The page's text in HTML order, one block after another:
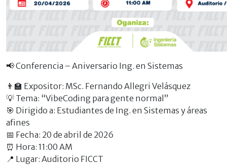
📢 Conferencia – Aniversario Ing. en Sistemas
👨‍🏫 Expositor: MSc. Fernando Allegri Velásquez
💡 Tema: “VibeCoding para gente normal”
🎯 Dirigido a: Estudiantes de Ing. en Sistemas y áreas
afines
📅 Fecha: 20 de abril de 2026
⏰ Hora: 11:00 AM
📍 Lugar: Auditorio FICCT